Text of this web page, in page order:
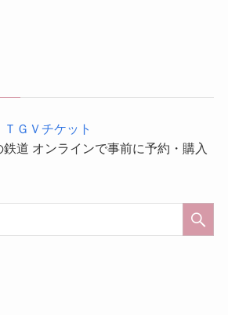
ＧＶチケット
鉄道 オンラインで事前に予約・購入